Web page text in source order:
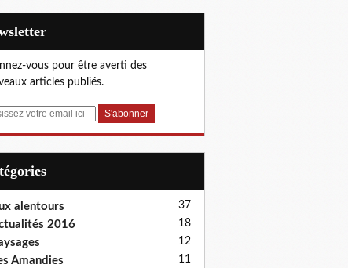
vous pour être averti des
articles publiés.
alentours 37
2016 18
12
Amandies 11